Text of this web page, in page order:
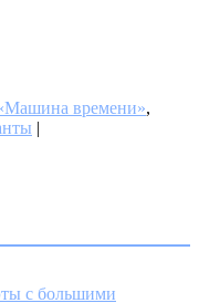
времени»,
|
с большими